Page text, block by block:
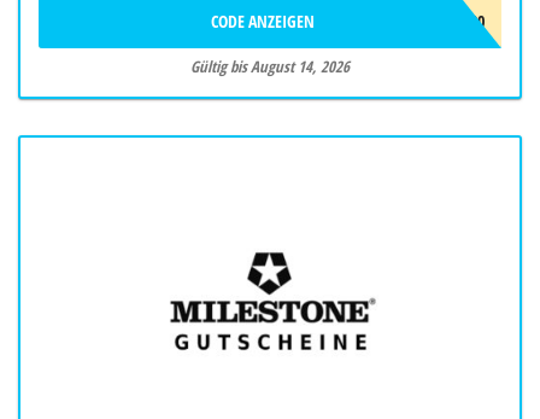
EXTRA20
CODE ANZEIGEN
Gültig bis August 14, 2026